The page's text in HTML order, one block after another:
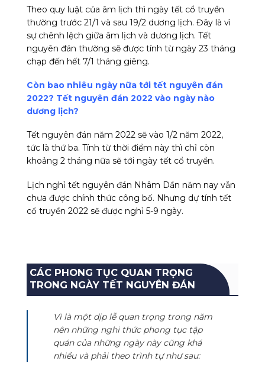
Theo quy luật của âm lịch thì ngày tết cổ truyền
thường trước 21/1 và sau 19/2 dương lịch. Đây là vì
sự chênh lệch giữa âm lịch và dương lịch. Tết
nguyên đán thường sẽ được tính từ ngày 23 tháng
chạp đến hết 7/1 tháng giêng.
Còn bao nhiêu ngày nữa tới tết nguyên đán
2022? Tết nguyên đán 2022 vào ngày nào
dương lịch?
Tết nguyên đán năm 2022 sẽ vào 1/2 năm 2022,
tức là thứ ba. Tính từ thời điểm này thì chỉ còn
khoảng 2 tháng nữa sẽ tới ngày tết cổ truyền.
Lịch nghỉ tết nguyên đán Nhâm Dần năm nay vẫn
chưa được chính thức công bố. Nhưng dự tính tết
cổ truyền 2022 sẽ được nghỉ 5-9 ngày.
CÁC PHONG TỤC QUAN TRỌNG
TRONG NGÀY TẾT NGUYÊN ĐÁN
Vì là một dịp lễ quan trọng trong năm
nên những nghi thức phong tục tập
quán của những ngày này cũng khá
nhiều và phải theo trình tự như sau: